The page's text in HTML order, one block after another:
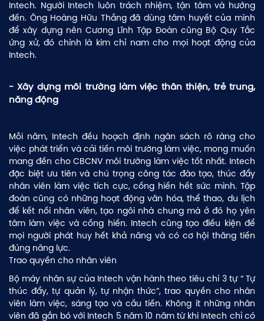
Intech. Người Intech luôn trách nhiệm, tận tâm và hướng
đến. Ông Hoàng Hữu Thắng đã dùng tâm huyết của mình
để xây dựng nên Cương Lĩnh Tập Đoàn cũng Bộ Quy Tắc
ứng xử, đó chính là kim chỉ nam cho mọi hoạt động của
Intech.
- Xây dựng môi trường làm việc thân thiện, trẻ trung,
năng động
Mỗi năm, Intech đều hoạch định ngân sách rõ ràng cho
việc phát triển và cải tiến môi trường làm việc, mong muốn
mang đến cho CBCNV môi trường làm việc tốt nhất. Intech
đặc biệt ưu tiên và chú trọng công tác đào tạo, thúc đẩy
nhân viên làm việc tích cực, cống hiến hết sức mình. Tập
đoàn cũng có những hoạt động văn hóa, thể thao, du lịch
để kết nối nhân viên, tạo ngôi nhà chung mà ở đó họ yên
tâm làm việc và cống hiến. Intech cũng tạo điều kiện để
mọi người phát huy hết khả năng và có cơ hội thăng tiến
đúng năng lực.
Trao quyền cho nhân viên
Bộ máy nhân sự của Intech vận hành theo tiêu chí 3 tự “ Tự
thúc đẩy, tự quản lý, tự nhận thức”, trao quyền cho nhân
viên làm việc, sáng tạo và cầu tiến. Không ít những nhân
viên đã gắn bó với Intech 5 năm 10 năm từ khi Intech chỉ có